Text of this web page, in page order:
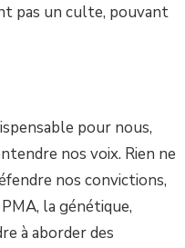
pas un culte, pouvant
pour nous,
nos voix. Rien ne
nos convictions,
la génétique,
à aborder des